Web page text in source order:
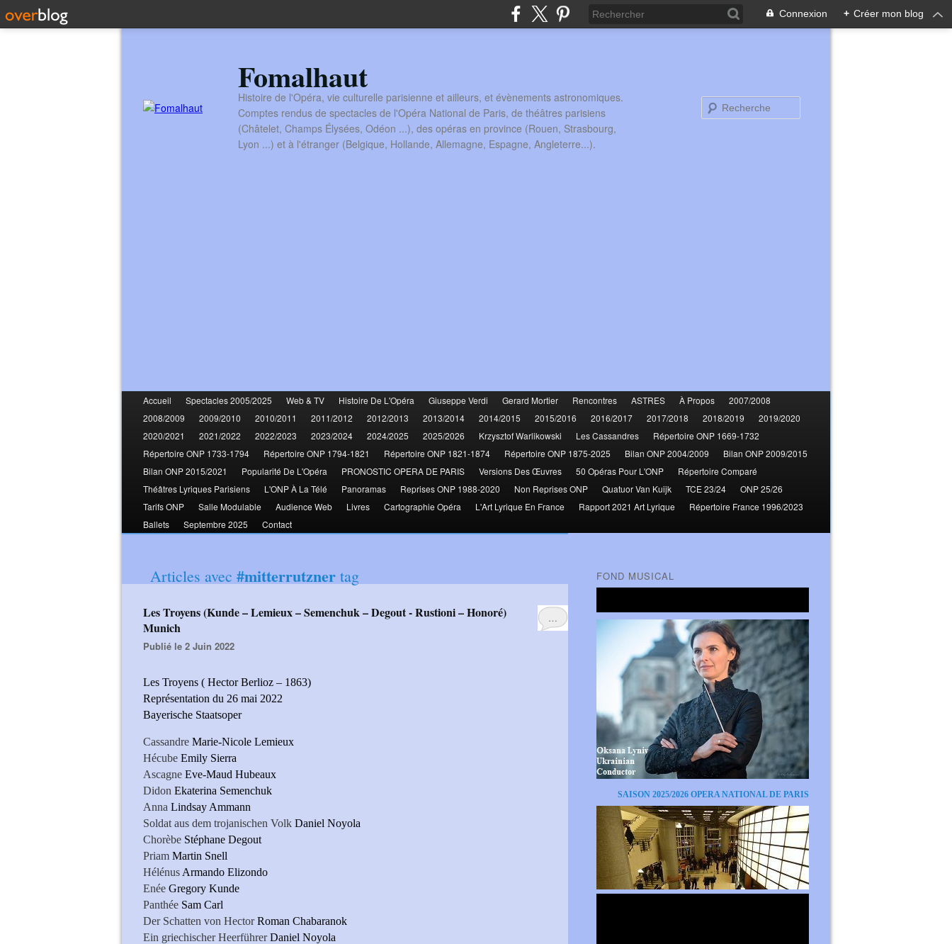
Connexion + Créer mon blog
Fomalhaut
Histoire de l'Opéra, vie culturelle parisienne et ailleurs, et évènements astronomiques.
Comptes rendus de spectacles de l'Opéra National de Paris, de théâtres parisiens
(Châtelet, Champs Élysées, Odéon ...), des opéras en province (Rouen, Strasbourg,
Lyon ...) et à l'étranger (Belgique, Hollande, Allemagne, Espagne, Angleterre...).
Accueil Spectacles 2005/2025 Web & TV Histoire De L'Opéra Giuseppe Verdi Gerard Mortier Rencontres ASTRES À Propos
2007/2008
2008/2009
2009/2010 2010/2011 2011/2012 2012/2013 2013/2014 2014/2015 2015/2016 2016/2017 2017/2018 2018/2019
2019/2020
2020/2021
2021/2022 2022/2023 2023/2024 2024/2025 2025/2026 Krzysztof Warlikowski Les Cassandres
Répertoire ONP 1669-1732
Répertoire ONP 1733-1794
Répertoire ONP 1794-1821 Répertoire ONP 1821-1874 Répertoire ONP 1875-2025 Bilan ONP 2004/2009
Bilan ONP 2009/2015
Bilan ONP 2015/2021
Popularité De L'Opéra PRONOSTIC OPERA DE PARIS Versions Des Œuvres 50 Opéras Pour L'ONP
Répertoire Comparé
Théâtres Lyriques Parisiens
L'ONP À La Télé Panoramas Reprises ONP 1988-2020 Non Reprises ONP Quatuor Van Kuijk TCE 23/24
ONP 25/26
Tarifs ONP
Salle Modulable Audience Web Livres Cartographie Opéra L'Art Lyrique En France Rapport 2021 Art Lyrique
Répertoire France 1996/2023
Ballets
Septembre 2025 Contact
Articles avec #mitterrutzner tag
…
Les Troyens (Kunde – Lemieux – Semenchuk – Degout - Rustioni – Honoré)
Munich
Publié le 2 Juin 2022
Les Troyens ( Hector Berlioz – 1863)
Représentation du 26 mai 2022
Bayerische Staatsoper
Cassandre Marie-Nicole Lemieux
Hécube Emily Sierra
Ascagne Eve-Maud Hubeaux
Didon Ekaterina Semenchuk
Anna Lindsay Ammann
Soldat aus dem trojanischen Volk Daniel Noyola
Chorèbe Stéphane Degout
Priam Martin Snell
Hélénus Armando Elizondo
Enée Gregory Kunde
Panthée Sam Carl
Der Schatten von HectorRoman Chabaranok
Ein griechischer HeerführerDaniel Noyola
FOND MUSICAL
SAISON 2025/2026 OPERA NATIONAL DE PARIS